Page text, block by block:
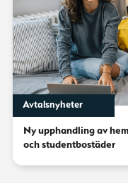
Avtalsnyheter
Ny upphandling av
och studentbostäder